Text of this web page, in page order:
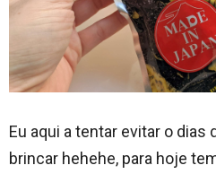
Eu aqui a tentar evitar o dias
brincar hehehe, para hoje